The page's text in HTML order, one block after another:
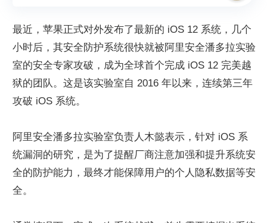
最近，苹果正式对外发布了最新的 iOS 12 系统，几个
小时后，其安全防护系统很快就被阿里安全潘多拉实验
室的安全专家攻破，成为全球首个完成 iOS 12 完美越
狱的团队。这是该实验室自 2016 年以来，连续第三年
攻破 iOS 系统。
阿里安全潘多拉实验室负责人木懿表示，针对 iOS 系
统漏洞的研究，是为了提醒厂商注意加强和提升系统安
全的防护能力，最终才能保障用户的个人隐私数据等安
全。